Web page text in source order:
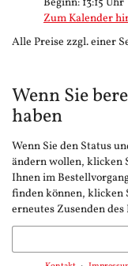
Zum Kalender
Alle Preise zzgl. einer
Wenn Sie
haben
Wenn Sie den Status
ändern wollen, klicken
Ihnen im
finden können, klicken
erneutes Zusenden